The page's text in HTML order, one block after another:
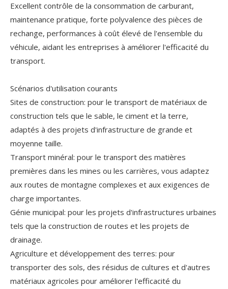
Excellent contrôle de la consommation de carburant,
maintenance pratique, forte polyvalence des pièces de
rechange, performances à coût élevé de l'ensemble du
véhicule, aidant les entreprises à améliorer l'efficacité du
transport.
Scénarios d'utilisation courants
Sites de construction: pour le transport de matériaux de
construction tels que le sable, le ciment et la terre,
adaptés à des projets d'infrastructure de grande et
moyenne taille.
Transport minéral: pour le transport des matières
premières dans les mines ou les carrières, vous adaptez
aux routes de montagne complexes et aux exigences de
charge importantes.
Génie municipal: pour les projets d'infrastructures urbaines
tels que la construction de routes et les projets de
drainage.
Agriculture et développement des terres: pour
transporter des sols, des résidus de cultures et d'autres
matériaux agricoles pour améliorer l'efficacité du